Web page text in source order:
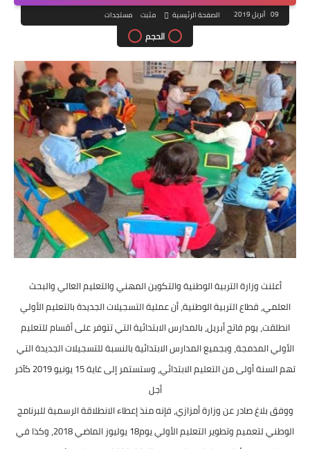
09 أبريل 2019 الصفحة الرئيسية مثبت مستجدات
الحجم
أعلنت وزارة التربية الوطنية والتكوين المهني والتعليم العالي والبحث
العلمي، قطاع التربية الوطنية، أن عملية التسجيلات الجديدة بالتعليم الأولي
انطلقت، يوم فاتح أبريل، بالمدارس الابتدائية التي تتوفر على أقسام للتعليم
الأولي المدمجة، وبجميع المدارس الابتدائية بالنسبة للتسجيلات الجديدة التي
تهم السنة أولى من التعليم الابتدائي، وستستمر إلى غاية 15 يونيو 2019 كآخر
أجل
ووفق بلاغ صادر عن وزارة أمزازي، فإنه منذ إعطاء الانطلاقة الرسمية للبرنامج
الوطني لتعميم وتطوير التعليم الأولي يوم18 يوليوز الماضي 2018، وكذا في